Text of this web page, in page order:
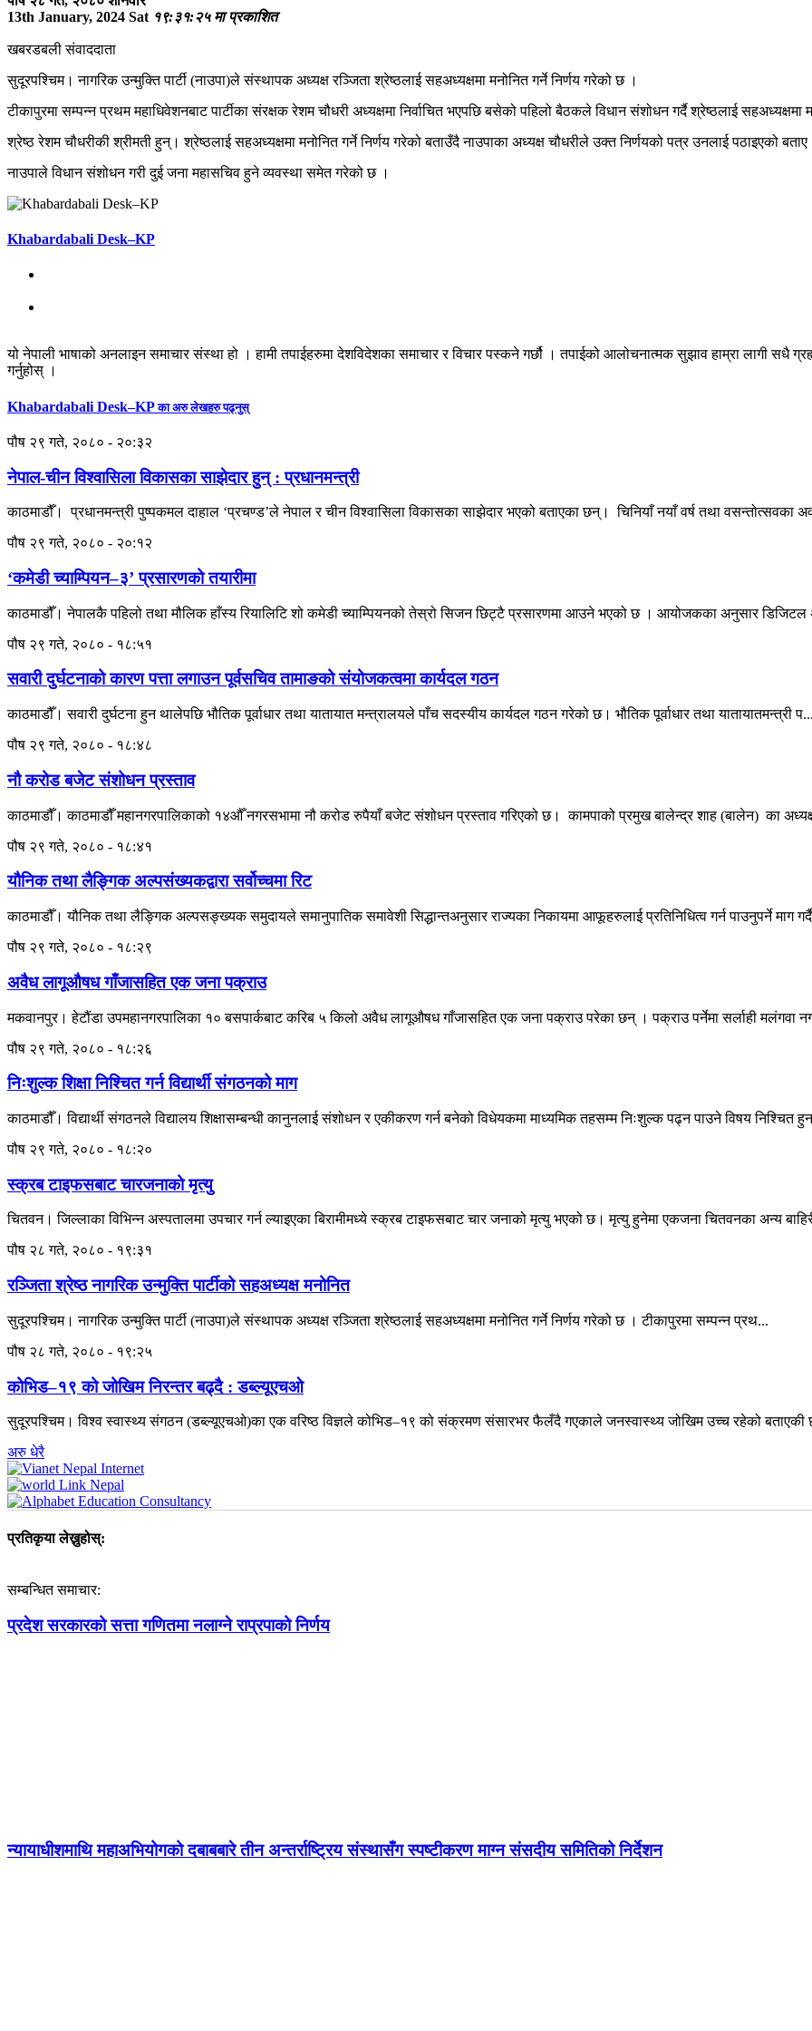
13th January, 2024 Sat १९:३१:२५ मा प्रकाशित
खबरडबली संवाददाता
सुदूरपश्चिम। नागरिक उन्मुक्ति पार्टी (नाउपा)ले संस्थापक अध्यक्ष रञ्जिता श्रेष्ठलाई सहअध्यक्षमा मनोनित गर्ने निर्णय गरेको छ ।
टीकापुरमा सम्पन्न प्रथम महाधिवेशनबाट पार्टीका संरक्षक रेशम चौधरी अध्यक्षमा निर्वाचित भएपछि बसेको पहिलो बैठकले विधान संशोधन गर्दै श्रेष्ठलाई सहअध्यक्षमा
श्रेष्ठ रेशम चौधरीकी श्रीमती हुन्। श्रेष्ठलाई सहअध्यक्षमा मनोनित गर्ने निर्णय गरेको बताउँदै नाउपाका अध्यक्ष चौधरीले उक्त निर्णयको पत्र उनलाई पठाइएको बताए
नाउपाले विधान संशोधन गरी दुई जना महासचिव हुने व्यवस्था समेत गरेको छ ।
Khabardabali Desk–KP
यो नेपाली भाषाको अनलाइन समाचार संस्था हो । हामी तपाईहरुमा देशविदेशका समाचार र विचार पस्कने गर्छौ । तपाईको आलोचनात्मक सुझाव हाम्रा लागी सधै
गर्नुहोस् ।
Khabardabali Desk–KPका अरु लेखहरु पढ्नुस्
पौष २९ गते, २०८० - २०:३२
नेपाल-चीन विश्वासिला विकासका साझेदार हुन् : प्रधानमन्त्री
काठमाडौँ। प्रधानमन्त्री पुष्पकमल दाहाल ‘प्रचण्ड’ले नेपाल र चीन विश्वासिला विकासका साझेदार भएको बताएका छन्। चिनियाँ नयाँ वर्ष तथा वसन्तोत्सवका
पौष २९ गते, २०८० - २०:१२
‘कमेडी च्याम्पियन–३’ प्रसारणको तयारीमा
काठमाडौँ। नेपालकै पहिलो तथा मौलिक हाँस्य रियालिटि शो कमेडी च्याम्पियनको तेस्रो सिजन छिट्टै प्रसारणमा आउने भएको छ । आयोजकका अनुसार
पौष २९ गते, २०८० - १८:५१
सवारी दुर्घटनाको कारण पत्ता लगाउन पूर्वसचिव तामाङको संयोजकत्वमा कार्यदल गठन
काठमाडौँ। सवारी दुर्घटना हुन थालेपछि भौतिक पूर्वाधार तथा यातायात मन्त्रालयले पाँच सदस्यीय कार्यदल गठन गरेको छ। भौतिक पूर्वाधार तथा यातायातमन्त्री प...
पौष २९ गते, २०८० - १८:४८
नौ करोड बजेट संशोधन प्रस्ताव
काठमाडौँ। काठमाडौँ महानगरपालिकाको १४औँ नगरसभामा नौ करोड रुपैयाँ बजेट संशोधन प्रस्ताव गरिएको छ। कामपाको प्रमुख बालेन्द्र शाह (बालेन) का
पौष २९ गते, २०८० - १८:४१
यौनिक तथा लैङ्गिक अल्पसंख्यकद्वारा सर्वोच्चमा रिट
काठमाडौँ। यौनिक तथा लैङ्गिक अल्पसङ्ख्यक समुदायले समानुपातिक समावेशी सिद्धान्तअनुसार राज्यका निकायमा आफूहरुलाई प्रतिनिधित्व गर्न पाउनुपर्ने माग
पौष २९ गते, २०८० - १८:२९
अवैध लागूऔषध गाँजासहित एक जना पक्राउ
मकवानपुर। हेटौंडा उपमहानगरपालिका १० बसपार्कबाट करिब ५ किलो अवैध लागूऔषध गाँजासहित एक जना पक्राउ परेका छन् । पक्राउ पर्नेमा सर्लाही मलंगवा
पौष २९ गते, २०८० - १८:२६
निःशुल्क शिक्षा निश्चित गर्न विद्यार्थी संगठनको माग
काठमाडौँ। विद्यार्थी संगठनले विद्यालय शिक्षासम्बन्धी कानुनलाई संशोधन र एकीकरण गर्न बनेको विधेयकमा माध्यमिक तहसम्म निःशुल्क पढ्न पाउने विषय निश्चित
पौष २९ गते, २०८० - १८:२०
स्क्रब टाइफसबाट चारजनाको मृत्यु
चितवन। जिल्लाका विभिन्न अस्पतालमा उपचार गर्न ल्याइएका बिरामीमध्ये स्क्रब टाइफसबाट चार जनाको मृत्यु भएको छ। मृत्यु हुनेमा एकजना चितवनका अन्य
पौष २८ गते, २०८० - १९:३१
रञ्जिता श्रेष्ठ नागरिक उन्मुक्ति पार्टीको सहअध्यक्ष मनोनित
सुदूरपश्चिम। नागरिक उन्मुक्ति पार्टी (नाउपा)ले संस्थापक अध्यक्ष रञ्जिता श्रेष्ठलाई सहअध्यक्षमा मनोनित गर्ने निर्णय गरेको छ । टीकापुरमा सम्पन्न प्रथ...
पौष २८ गते, २०८० - १९:२५
कोभिड–१९ को जोखिम निरन्तर बढ्दै : डब्ल्यूएचओ
सुदूरपश्चिम। विश्व स्वास्थ्य संगठन (डब्ल्यूएचओ)का एक वरिष्ठ विज्ञले कोभिड–१९ को संक्रमण संसारभर फैलँदै गएकाले जनस्वास्थ्य जोखिम उच्च रहेको बताएकी
अरु धेरै
प्रतिकृया लेख्नुहोस्:
सम्बन्धित समाचार:
प्रदेश सरकारको सत्ता गणितमा नलाग्ने राप्रपाको निर्णय
न्यायाधीशमाथि महाअभियोगको दबाबबारे तीन अन्तर्राष्ट्रिय संस्थासँग स्पष्टीकरण माग्न संसदीय समितिको निर्देशन